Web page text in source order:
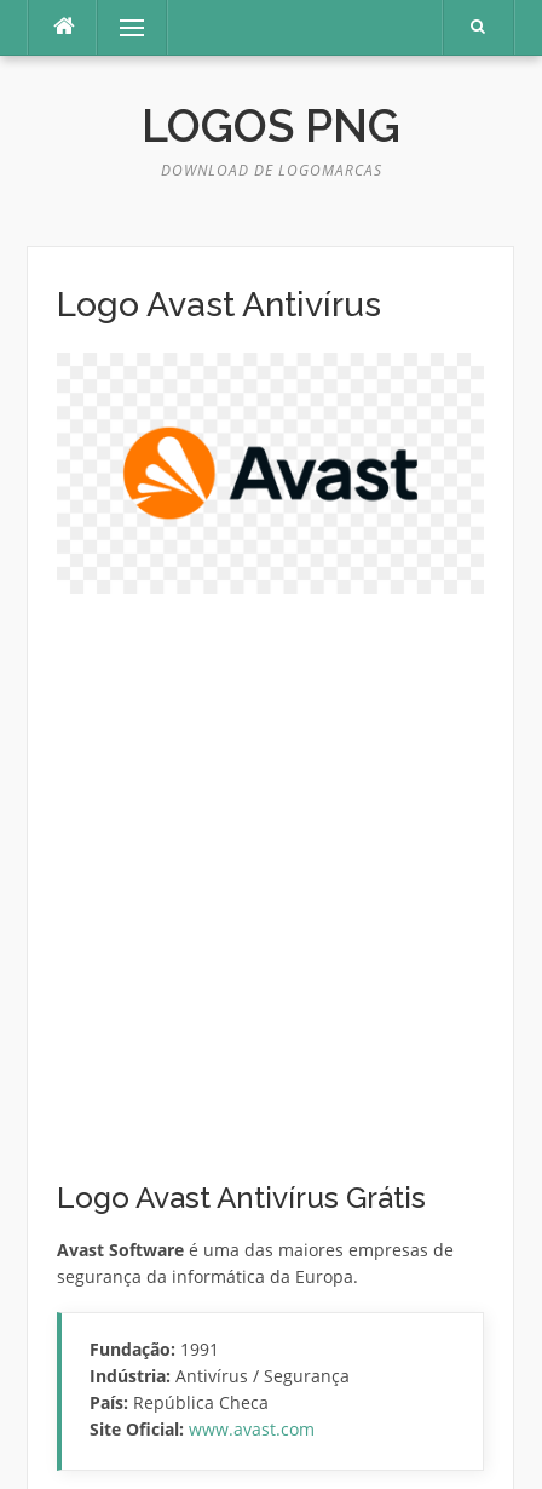
o
Menu
LOGOS PNG
DOWNLOAD DE LOGOMARCAS
Logo Avast Antivírus
Logo Avast Antivírus Grátis
Avast Softwareé uma das maiores empresas de
segurança da informática da Europa.
Fundação: 1991
Indústria: Antivírus / Segurança
País: República Checa
Site Oficial: www.avast.com